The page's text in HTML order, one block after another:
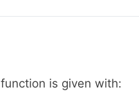
function is given with: